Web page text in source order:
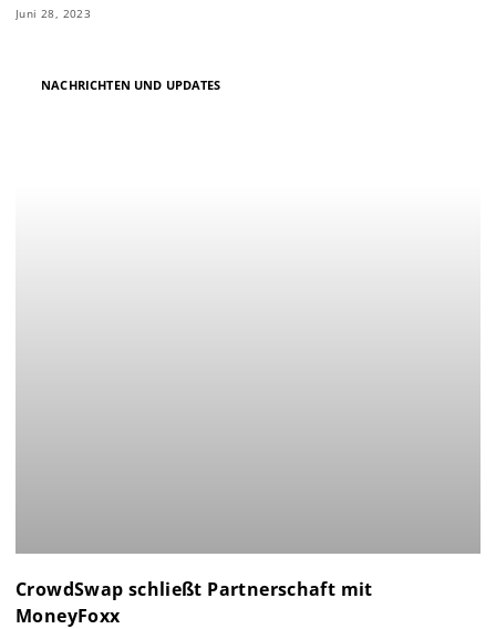
Juni 28, 2023
NACHRICHTEN UND UPDATES
CrowdSwap schließt Partnerschaft mit
MoneyFoxx